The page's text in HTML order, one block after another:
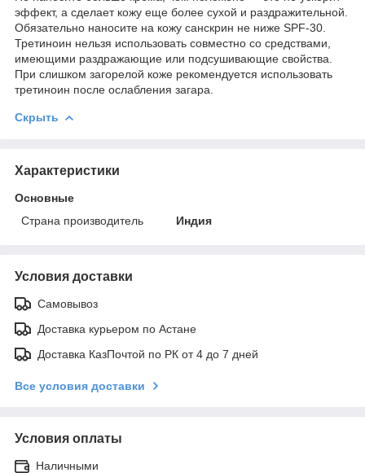
эффект, а сделает кожу еще более сухой и раздражительной.
Обязательно наносите на кожу санскрин не ниже SPF-30.
Третиноин нельзя использовать совместно со средствами,
имеющими раздражающие или подсушивающие свойства.
При слишком загорелой коже рекомендуется использовать
третиноин после ослабления загара.
Скрыть
Характеристики
Основные
Страна производитель
Индия
Условия доставки
Самовывоз
Доставка курьером по Астане
Доставка КазПочтой по РК от 4 до 7 дней
Все условия доставки
Условия оплаты
Наличными